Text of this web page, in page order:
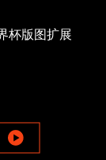
杯版图扩展